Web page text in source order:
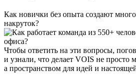
Как новички без опыта создают
накруток?
Чтобы ответить на эти вопросы,
и узнали, что делает VOIS не просто
а пространством для идей и